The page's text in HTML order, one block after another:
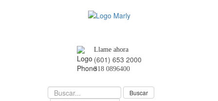
Llame ahora
(601) 653 2000
318 0896400